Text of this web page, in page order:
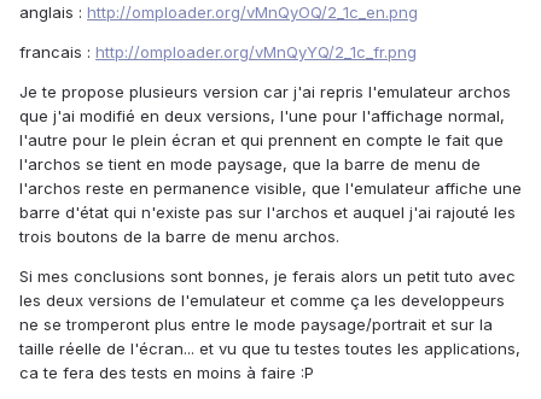
anglais : http://omploader.org/vMnQyOQ/2_1c_en.png
francais : http://omploader.org/vMnQyYQ/2_1c_fr.png
Je te propose plusieurs version car j'ai repris l'emulateur archos
que j'ai modifié en deux versions, l'une pour l'affichage normal,
l'autre pour le plein écran et qui prennent en compte le fait que
l'archos se tient en mode paysage, que la barre de menu de
l'archos reste en permanence visible, que l'emulateur affiche une
barre d'état qui n'existe pas sur l'archos et auquel j'ai rajouté les
trois boutons de la barre de menu archos.
Si mes conclusions sont bonnes, je ferais alors un petit tuto avec
les deux versions de l'emulateur et comme ça les developpeurs
ne se tromperont plus entre le mode paysage/portrait et sur la
taille réelle de l'écran... et vu que tu testes toutes les applications,
ca te fera des tests en moins à faire :P